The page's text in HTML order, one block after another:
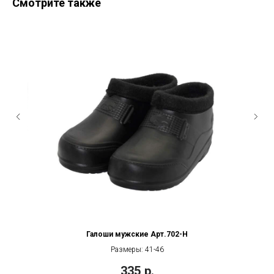
Смотрите также
Галоши мужские Арт.702-Н
Размеры: 41-46
335 р.